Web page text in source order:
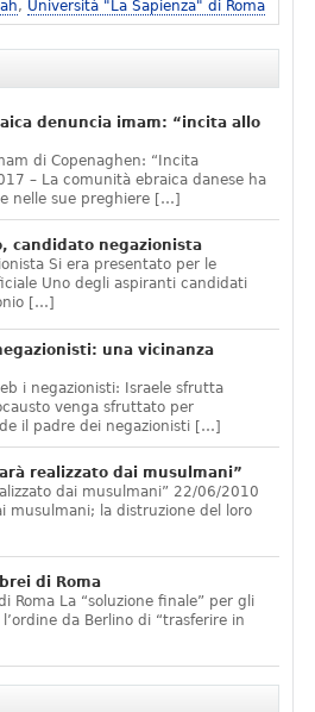
, Università "La Sapienza" di Roma
denuncia imam: “incita allo
di Copenaghen: “Incita
– La comunità ebraica danese ha
nelle sue preghiere […]
candidato negazionista
Si era presentato per le
Uno degli aspiranti candidati
[…]
una vicinanza
i negazionisti: Israele sfrutta
venga sfruttato per
il padre dei negazionisti […]
realizzato dai musulmani”
dai musulmani” 22/06/2010
la distruzione del loro
di Roma
La “soluzione finale” per gli
da Berlino di “trasferire in